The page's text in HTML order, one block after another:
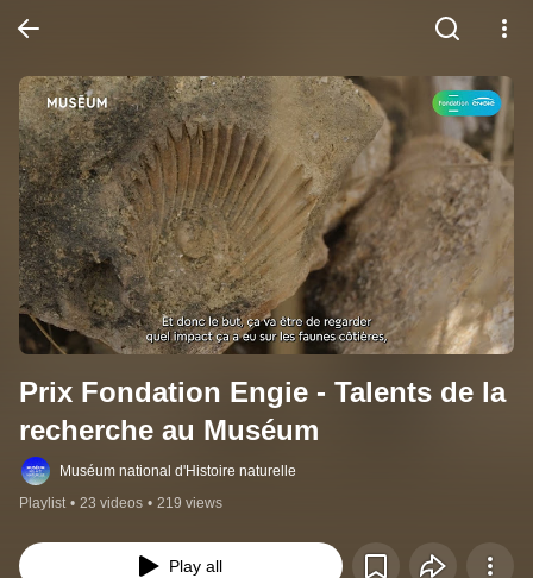
Prix Fondation Engie - Talents de la
recherche au Muséum
Muséum national d'Histoire naturelle
Playlist • 23 videos • 219 views
Play all